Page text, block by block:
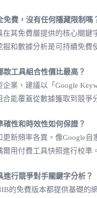
免費，沒有任何隱藏限制嗎
在其免費層提供的核心關
和數據分析是可持續免費
款工具組合性價比最高？
業，建議以「Google
合能覆蓋從數據獲取到競爭
確性和時效性如何保證？
更新頻率各異。像Google
用付費工具快照進行校準
進行競爭對手關鍵字分析？
的免費版本都提供基礎